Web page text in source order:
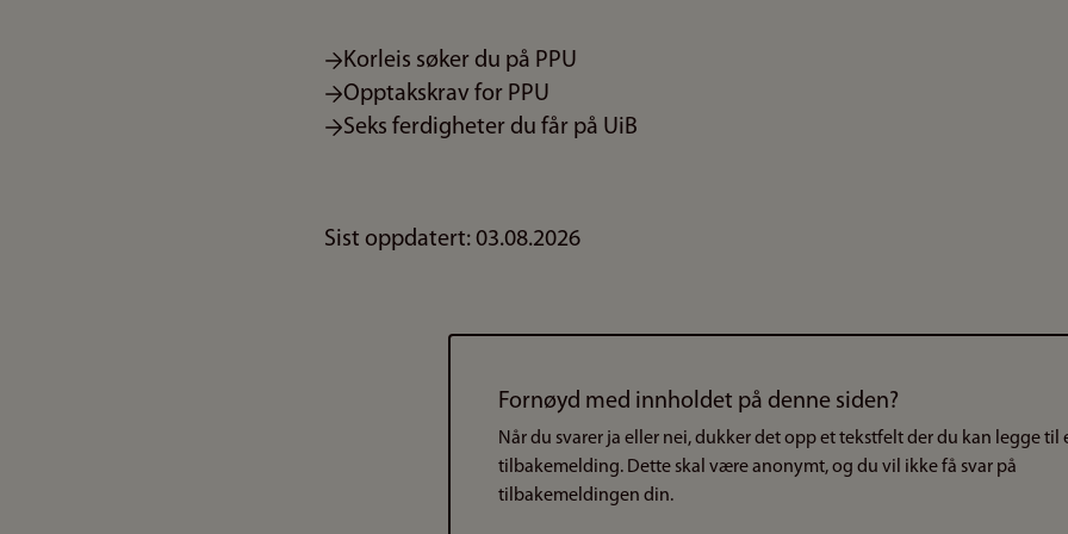
Korleis søker du på PPU
Opptakskrav for PPU
Seks ferdigheter du får på UiB
Sist oppdatert: 03.08.2026
Fornøyd med innholdet på denne siden?
Når du svarer ja eller nei, dukker det opp et tekstfelt der du kan legge til
tilbakemelding. Dette skal være anonymt, og du vil ikke få svar på
tilbakemeldingen din.